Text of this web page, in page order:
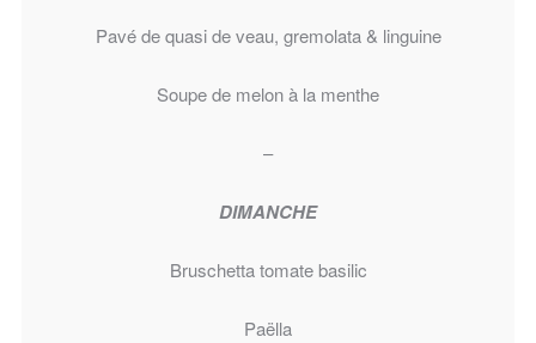
Pavé de quasi de veau, gremolata & linguine
Soupe de melon à la menthe
–
DIMANCHE
Bruschetta tomate basilic
Paëlla